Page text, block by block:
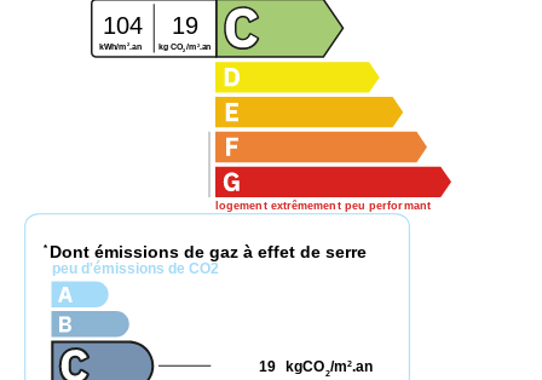
logement extrêmement peu performant
104 19
kWh/m 2 .an kg CO2/m2.an
* Dont émissions de gaz à effet de serre
peu d'émissions de CO2
kgCO2/m2.an
19